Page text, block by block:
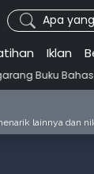
Apa
Iklan
Indonesia SD
lainnya dan